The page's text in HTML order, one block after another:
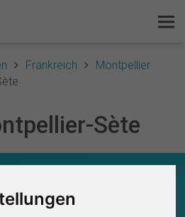
Frankreich
Montpellier
Sète
Das ist SurveyCircle
Forschung entdecken